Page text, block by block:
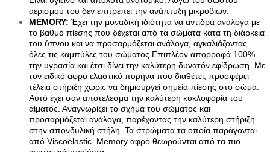
Kayak
Sup Σανίδες
Αντλία Για Μπάλες
Αξεσουάρ Για Kayak
Αξεσουάρ Για Sup
Απόχες
Βάρκες Φουσκωτές
Κουπιά
Μπαλάκια
Πισίνες Φουσκωτές
Ρακέτες
Σανίδες Θαλάσσης
Στρωματά Φουσκωτά
Ψάθες
Βάζα δαπέδου
Γλάστρες
Βιτρίνες
αερισμού του δεν επιτρέπει την ανάπτυξη μικροβίων.
MEMORY: Έχει την μοναδική ιδιότητα να αντιδρά ανάλογα με
το βαθμό πίεσης που δέχεται από τα σώματα κατά τη διάρκεια
του ύπνου και να προσαρμόζεται ανάλογα, αγκαλιάζοντας
όλες τις καμπύλες του σώματος.Επιπλέον απορροφά 100%
την υγρασία και έτσι δίνει την καλύτερη δυνατόν εφίδρωση. Με
τον ειδικό αφρο ελαστικό πυρήνα που διαθέτει, προσφέρει
τέλεια στήριξη χωρίς να δημιουργεί σημεία πίεσης στο σώμα.
Αυτό έχει σαν αποτέλεσμα την καλύτερη κυκλοφορία του
αίματος. Αναγνωρίζει το σχήμα του σώματος και
προσαρμόζεται ανάλογα, παρέχοντας την καλύτερη στήριξη
στην σπονδυλική στήλη. Τα στρώματα τα οποία παράγονται
από Viscoelastic–Memory αφρό θεωρούνται από τα πιο